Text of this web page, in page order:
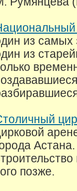
из самых
из
позже.